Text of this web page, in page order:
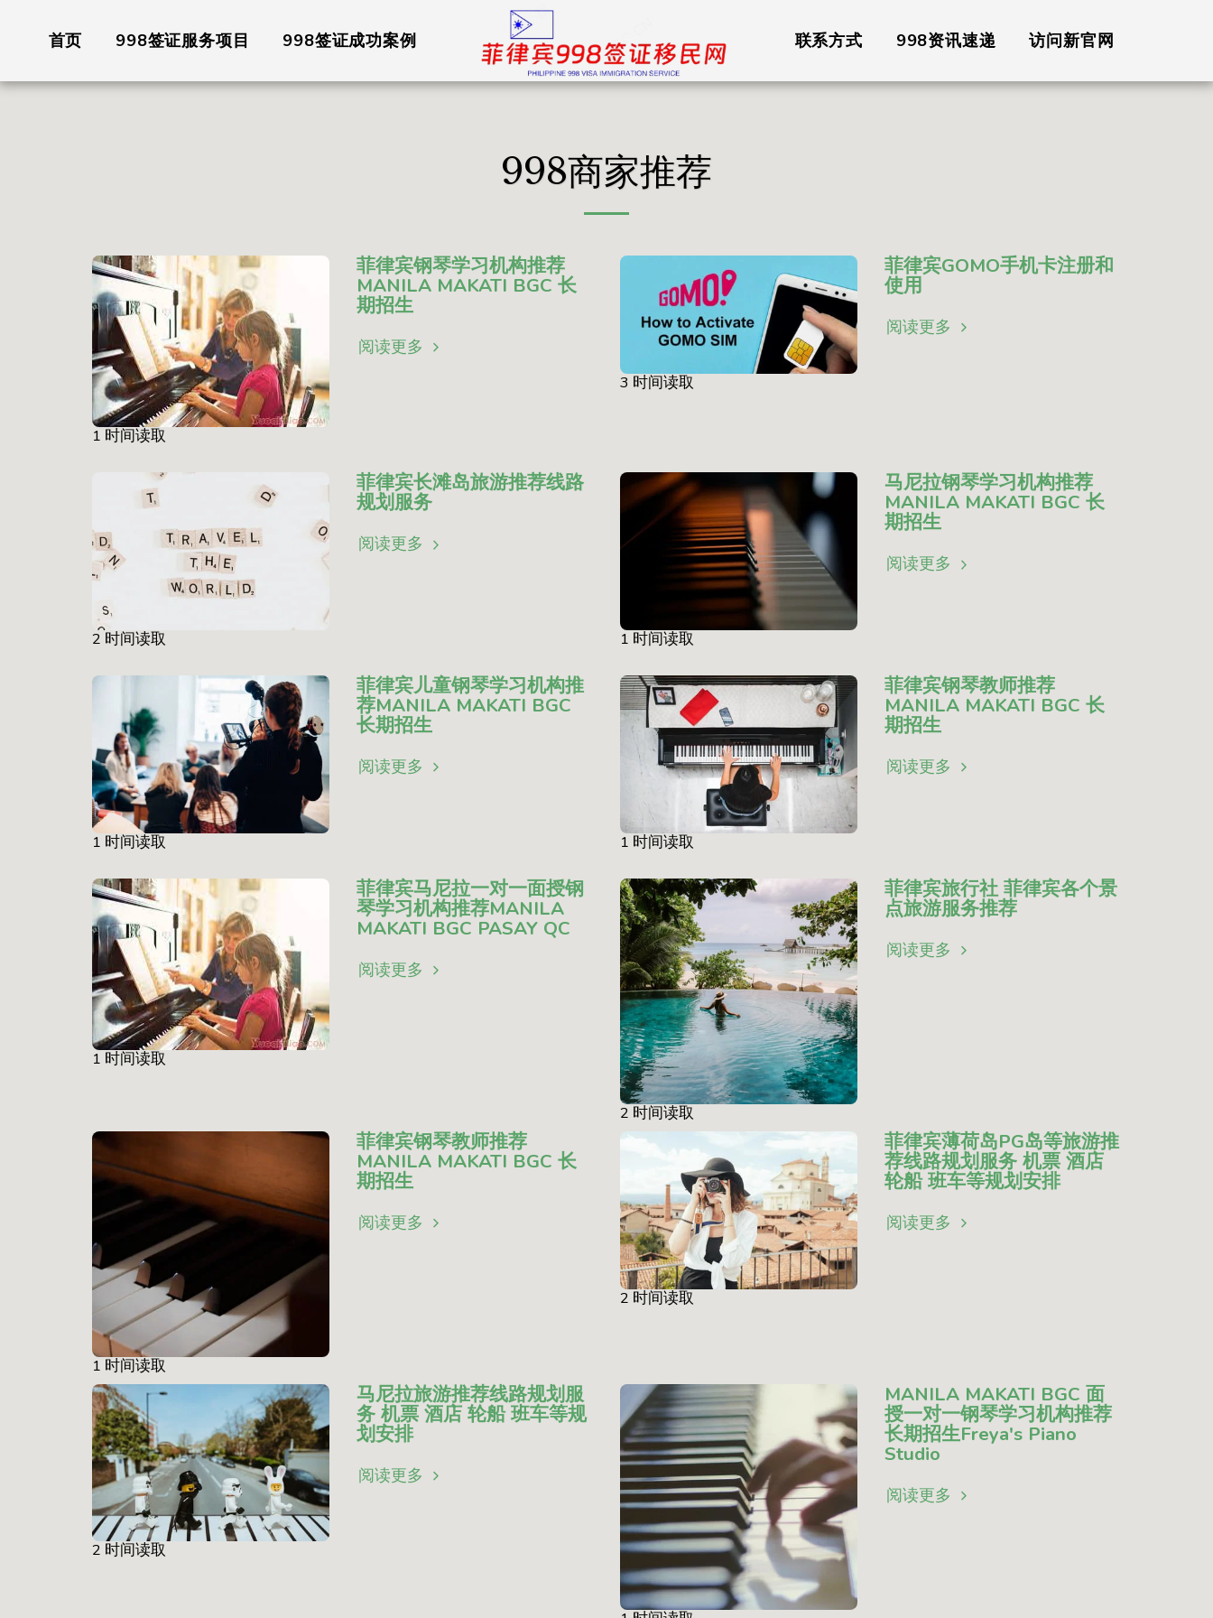
首页 998签证服务项目 998签证成功案例 联系方式 998资讯速递 访问新官网
998商家推荐
1 时间读取
菲律宾钢琴学习机构推荐
MANILA MAKATI BGC 长
期招生
阅读更多
3 时间读取
菲律宾GOMO手机卡注册和
使用
阅读更多
2 时间读取
菲律宾长滩岛旅游推荐线路
规划服务
阅读更多
1 时间读取
马尼拉钢琴学习机构推荐
MANILA MAKATI BGC 长
期招生
阅读更多
1 时间读取
菲律宾儿童钢琴学习机构推
荐MANILA MAKATI BGC
长期招生
阅读更多
1 时间读取
菲律宾钢琴教师推荐
MANILA MAKATI BGC 长
期招生
阅读更多
1 时间读取
菲律宾马尼拉一对一面授钢
琴学习机构推荐MANILA
MAKATI BGC PASAY QC
阅读更多
2 时间读取
菲律宾旅行社 菲律宾各个景
点旅游服务推荐
阅读更多
1 时间读取
菲律宾钢琴教师推荐
MANILA MAKATI BGC 长
期招生
阅读更多
2 时间读取
菲律宾薄荷岛PG岛等旅游推
荐线路规划服务 机票 酒店
轮船 班车等规划安排
阅读更多
2 时间读取
马尼拉旅游推荐线路规划服
务 机票 酒店 轮船 班车等规
划安排
阅读更多
MANILA MAKATI BGC 面
授一对一钢琴学习机构推荐
长期招生Freya's Piano
Studio
阅读更多